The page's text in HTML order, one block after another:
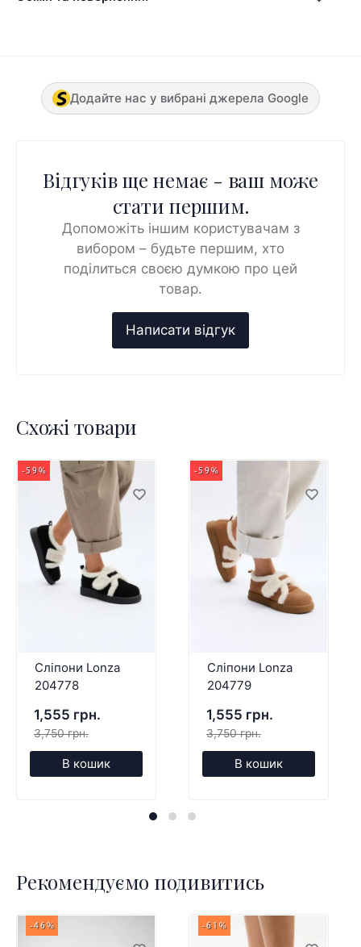
Додайте нас у вибрані джерела Google
Відгуків ще немає - ваш може
стати першим.
Допоможіть іншим користувачам з
вибором – будьте першим, хто
поділиться своєю думкою про цей
товар.
Схожі товари
-59%
Сліпони Lonza
204778
1,555 грн.
3,750 грн.
В кошик
-59%
Сліпони Lonza
204779
1,555 грн.
3,750 грн.
В кошик
Рекомендуємо подивитись
-46% -61%